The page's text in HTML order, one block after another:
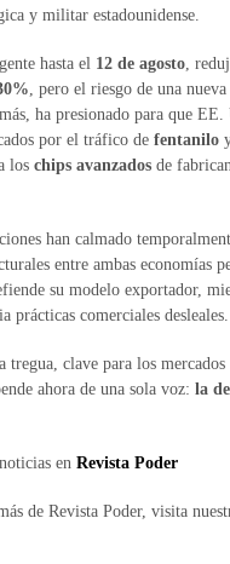
y militar estadounidense.
hasta el 12 de agosto ,
, pero el riesgo de una nueva
ha presionado para que
por el tráfico de fentanilo
los chips avanzados de
han calmado
entre ambas economías
su modelo exportador,
prácticas comerciales desleales.
tregua, clave para los mercados
ahora de una sola voz: la
en Revista Poder
de Revista Poder, visita